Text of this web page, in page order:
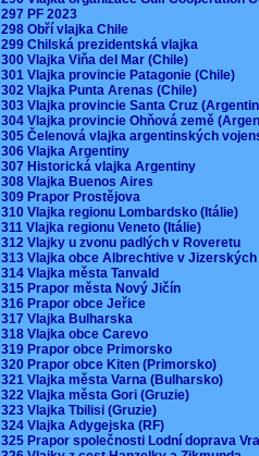
297 PF 2023
298 Obří vlajka Chile
299 Chilská prezidentská vlajka
300 Vlajka Viňa del Mar (Chile)
301 Vlajka provincie Patagonie (Chile)
302 Vlajka Punta Arenas (Chile)
303 Vlajka provincie Santa Cruz
304 Vlajka provincie Ohňová země
305 Čelenová vlajka argentinských
306 Vlajka Argentiny
307 Historická vlajka Argentiny
308 Vlajka Buenos Aires
309 Prapor Prostějova
310 Vlajka regionu Lombardsko (Itálie)
311 Vlajka regionu Veneto (Itálie)
312 Vlajky u zvonu padlých v Roveretu
313 Vlajka obce Albrechtive v
314 Vlajka města Tanvald
315 Prapor města Nový Jičín
316 Prapor obce Jeřice
317 Vlajka Bulharska
318 Vlajka obce Carevo
319 Prapor obce Primorsko
320 Prapor obce Kiten (Primorsko)
321 Vlajka města Varna (Bulharsko)
322 Vlajka města Gori (Gruzie)
323 Vlajka Tbilisi (Gruzie)
324 Vlajka Adygejska (RF)
325 Prapor společnosti Lodní doprava